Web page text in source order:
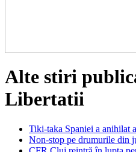
Alte stiri
Libertatii
Tiki-taka Spaniei a anihilat
Non-stop pe drumurile din